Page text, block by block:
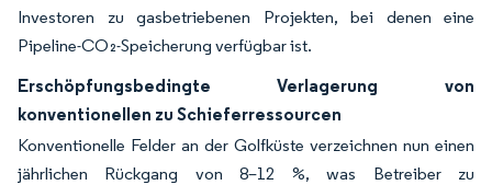
Investoren zu gasbetriebenen Projekten, bei denen eine
Pipeline-CO₂-Speicherung verfügbar ist.
Erschöpfungsbedingte Verlagerung von
konventionellen zu Schieferressourcen
Konventionelle Felder an der Golfküste verzeichnen nun einen
jährlichen Rückgang von 8–12 %, was Betreiber zu